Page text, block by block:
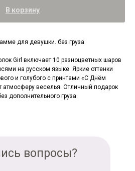
В корзину
для девушки. без груза
Girl включает 10 разноцветных шаров
на русском языке. Яркие оттенки
и голубого с принтами «С Днём
атмосферу веселья. Отличный подарок
дополнительного груза.
вопросы?